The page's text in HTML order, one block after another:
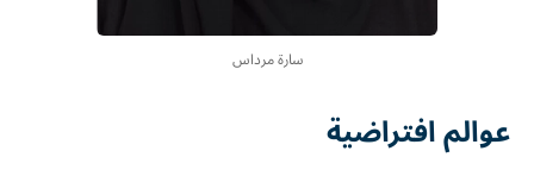
سارة مرداس
عوالم افتراضية